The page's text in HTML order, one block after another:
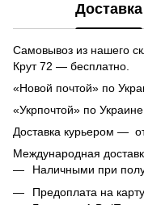
Доставка
Самовывоз из нашего
Крут 72 — бесплатно.
«Новой почтой» по
«Укрпочтой» по
Доставка курьером —
Международная
Наличными при
Предоплата на